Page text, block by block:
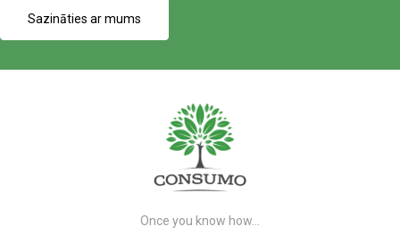
Sazināties ar mums
Once you know how…